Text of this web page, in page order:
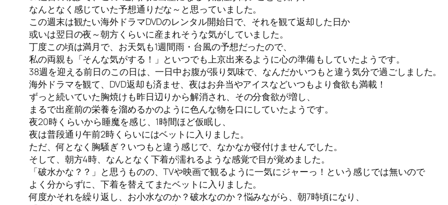
なんとなく感じていた予想通りだな～と思っていました。
この週末は観たい海外ドラマDVDのレンタル開始日で、それを観て返却した日か
或いは翌日の夜～朝方くらいに産まれそうな気がしていました。
丁度この頃は満月で、お天気も1週間雨・台風の予想だったので、
私の両親も「そんな気がする！」といつでも上京出来るように心の準備もしていたようです。
38週を迎える前日のこの日は、一日中お腹が張り気味で、なんだかいつもと違う気分で過ごしました。
海外ドラマを観て、DVD返却も済ませ、夜はお弁当やアイスなどいつもより食欲も満載！
ずっと続いていた胸焼けも昨日辺りから解消され、その分食欲が増し、
まるで出産前の栄養を溜めるかのように色んな物を口にしていたようです。
夜20時くらいから睡魔を感じ、1時間ほど仮眠し、
夜は普段通り午前2時くらいにはベットに入りました。
ただ、何となく胸騒ぎ？いつもと違う感じで、なかなか寝付けませんでした。
そして、朝方4時、なんとなく下着が濡れるような感覚で目が覚めました。
「破水かな？？」と思うものの、TVや映画で観るように一気にジャーっ！という感じでは無いので
よく分からずに、下着を替えてまたベットに入りました。
何度かそれを繰り返し、お小水なのか？破水なのか？悩みながら、朝7時頃になり、